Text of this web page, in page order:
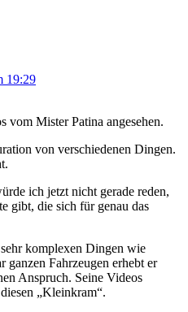
19:29
vom Mister Patina angesehen.
von verschiedenen Dingen.
ich jetzt nicht gerade reden,
gibt, die sich für genau das
komplexen Dingen wie
ganzen Fahrzeugen erhebt er
Anspruch. Seine Videos
„Kleinkram“.